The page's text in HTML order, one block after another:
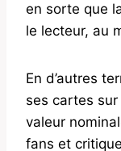
en sorte que
le lecteur, au
En d’autres
ses cartes
valeur
fans et